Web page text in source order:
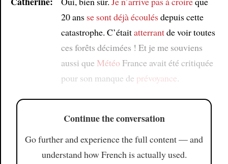
20 ans se sont déjà écoulésdepuis cette
catastrophe. C’étaitatterrantde voir toutes
ces forêts décimées ! Et je me souviens
aussi que Météo France avait été critiquée
pour son manque de prévoyance.
Continue the conversation
Go further and experience the full content — and
understand how French is actually used.